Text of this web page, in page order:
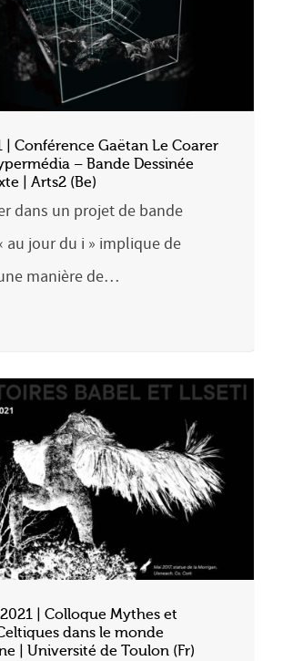
| Conférence Gaëtan Le Coarer
– Bande Dessinée
| Arts2 (Be)
dans un projet de bande
au jour du i » implique de
manière de…
| Colloque Mythes et
dans le monde
| Université de Toulon (Fr)